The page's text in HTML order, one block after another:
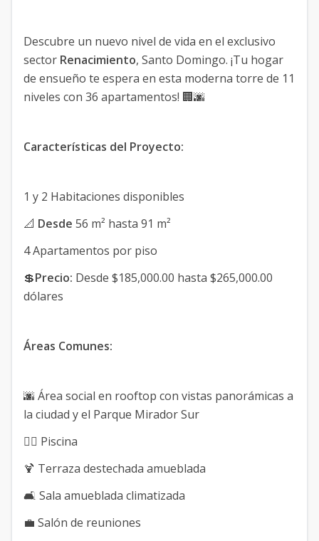
Descubre un nuevo nivel de vida en el exclusivo
sector Renacimiento, Santo Domingo. ¡Tu hogar
de ensueño te espera en esta moderna torre de 11
niveles con 36 apartamentos! 🏢🌆
Características del Proyecto:
1️ y 2️ Habitaciones disponibles
📐 Desde 56 m² hasta 91 m²
4 Apartamentos por piso
💲Precio: Desde $185,000.00 hasta $265,000.00
dólares
Áreas Comunes:
🌆 Área social en rooftop con vistas panorámicas a
la ciudad y el Parque Mirador Sur
🏊‍♂️ Piscina
🍹 Terraza destechada amueblada
🛋️ Sala amueblada climatizada
💼 Salón de reuniones